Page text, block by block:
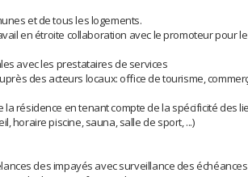
et de tous les logements.
en étroite collaboration avec le promoteur pour
avec les prestataires de services
des acteurs locaux: office de tourisme,
résidence en tenant compte de la spécificité des
horaire piscine, sauna, salle de sport, ...)
des impayés avec surveillance des échéances